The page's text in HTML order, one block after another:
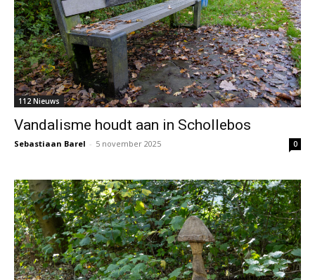
112 Nieuws
Vandalisme houdt aan in Schollebos
Sebastiaan Barel - 5 november 2025 0